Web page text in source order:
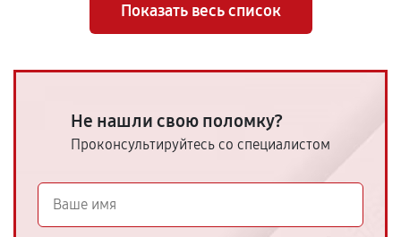
Показать весь список
Не нашли свою поломку?
Проконсультируйтесь со специалистом